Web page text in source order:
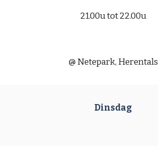
21.00u tot 22.00u
@ Netepark, Herentals
Dinsdag